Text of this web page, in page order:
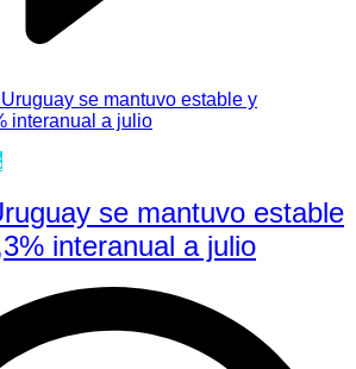
se mantuvo estable
interanual a julio